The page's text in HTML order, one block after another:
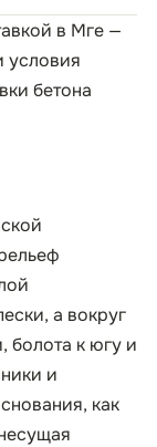
в Мге —
условия
бетона
а вокруг
болота к югу и
и
как